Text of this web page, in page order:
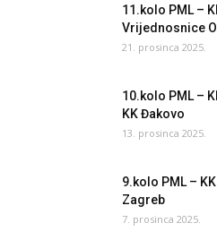
11.kolo PML –
Vrijednosnice
21. prosinca 2025.
10.kolo PML –
KK Đakovo
13. prosinca 2025.
9.kolo PML –
Zagreb
7. prosinca 2025.